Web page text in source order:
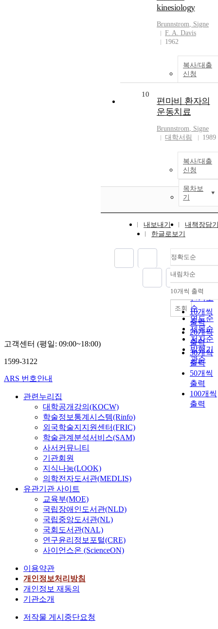
kinesiology
Brunnstrom, Signe
F. A. Davis
1962
복사/대출
신청
10
편마비 환자의
운동치료
Brunnstrom, Signe
대학서림
1989
복사/대출
신청
목차보
기
내보내기
내책장담
한글로보기
정확도순
정확도
순
인기도
순
연도순
제목순
저자순
발행기
관순
내림차순
내림차
10개씩 출력
10개씩
출력
20개씩
출력
30개씩
출력
50개씩
출력
100개씩
출력
조회
고객센터 (평일: 09:00~18:00)
1599-3122
ARS 번호안내
관련누리집
대학공개강의(KOCW)
학술정보통계시스템(Rinfo)
외국학술지지원센터(FRIC)
학술관계분석서비스(SAM)
사서커뮤니티
기관회원
지식나눔(LOOK)
의학전자도서관(MEDLIS)
유관기관 사이트
교육부(MOE)
국립장애인도서관(NLD)
국립중앙도서관(NL)
국회도서관(NAL)
연구윤리정보포털(CRE)
사이언스온 (ScienceON)
이용약관
개인정보처리방침
개인정보 재동의
기관소개
저작물 게시중단요청